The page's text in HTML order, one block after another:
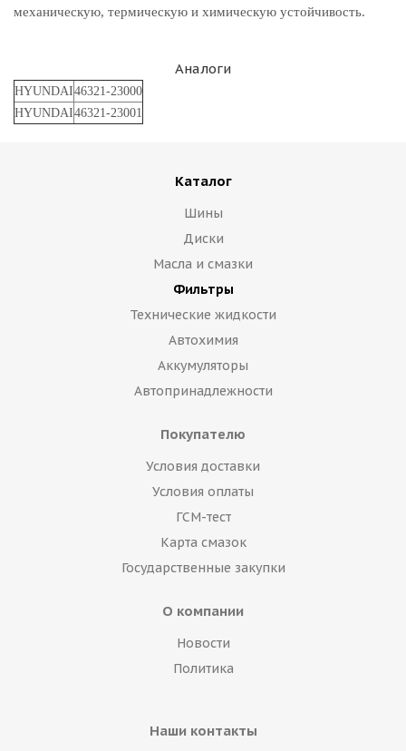
механическую, термическую и химическую устойчивость.
Аналоги
HYUNDAI46321-23000
HYUNDAI46321-23001
Каталог
Шины
Диски
Масла и смазки
Фильтры
Технические жидкости
Автохимия
Аккумуляторы
Автопринадлежности
Покупателю
Условия доставки
Условия оплаты
ГСМ-тест
Карта смазок
Государственные закупки
О компании
Новости
Политика
Наши контакты